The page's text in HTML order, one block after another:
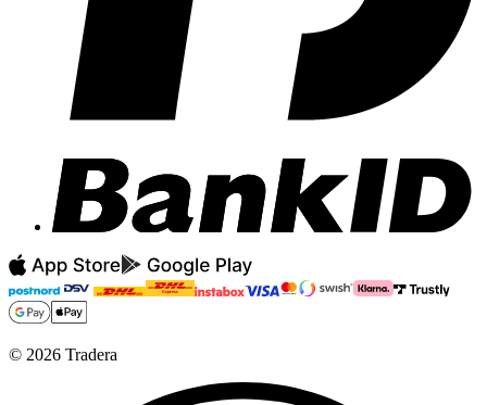
© 2026 Tradera